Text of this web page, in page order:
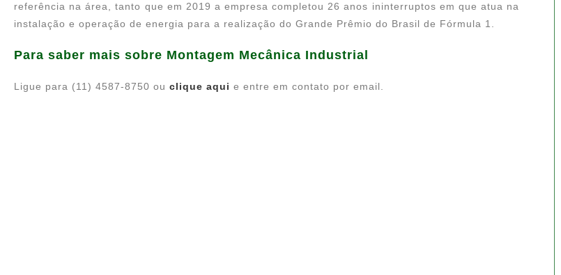
referência na área, tanto que em 2019 a empresa completou 26 anos ininterruptos em que atua na
instalação e operação de energia para a realização do Grande Prêmio do Brasil de Fórmula 1.
Para saber mais sobre Montagem Mecânica Industrial
Ligue para (11) 4587-8750 ou clique aqui e entre em contato por email.